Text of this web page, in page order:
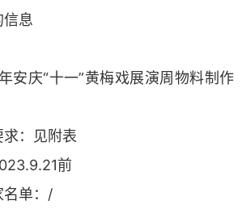
息
庆“十一”黄梅戏展演周物料制作
：见附表
前
单：/